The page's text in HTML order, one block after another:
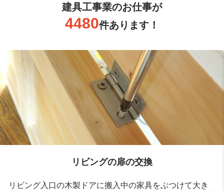
建具工事業のお仕事が
4480件あります！
リビングの扉の交換
リビング入口の木製ドアに搬入中の家具をぶつけて大き